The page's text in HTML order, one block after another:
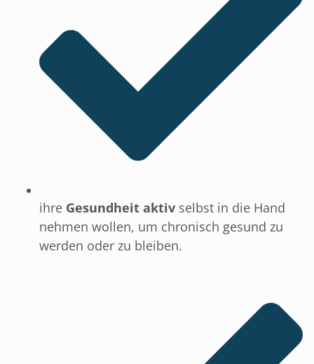
ihre Gesundheit aktiv selbst in die Hand
nehmen wollen, um chronisch gesund zu
werden oder zu bleiben.